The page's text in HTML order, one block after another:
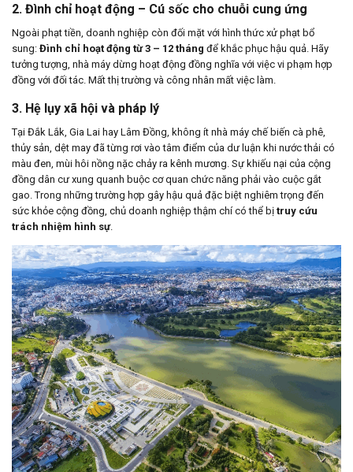
2. Đình chỉ hoạt động – Cú sốc cho chuỗi cung ứng
Ngoài phạt tiền, doanh nghiệp còn đối mặt với hình thức xử phạt bổ
sung: Đình chỉ hoạt động từ 3 – 12 tháng để khắc phục hậu quả. Hãy
tưởng tượng, nhà máy dừng hoạt động đồng nghĩa với việc vi phạm hợp
đồng với đối tác. Mất thị trường và công nhân mất việc làm.
3. Hệ lụy xã hội và pháp lý
Tại Đắk Lắk, Gia Lai hay Lâm Đồng, không ít nhà máy chế biến cà phê,
thủy sản, dệt may đã từng rơi vào tâm điểm của dư luận khi nước thải có
màu đen, mùi hôi nồng nặc chảy ra kênh mương. Sự khiếu nại của cộng
đồng dân cư xung quanh buộc cơ quan chức năng phải vào cuộc gắt
gao. Trong những trường hợp gây hậu quả đặc biệt nghiêm trọng đến
sức khỏe cộng đồng, chủ doanh nghiệp thậm chí có thể bị truy cứu
trách nhiệm hình sự.